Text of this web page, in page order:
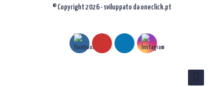
© Copyright 2026 - sviluppato da oneclick.pt